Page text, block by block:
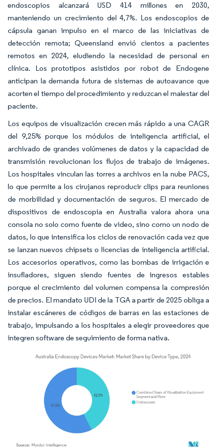
endoscopios alcanzará USD 414 millones en 2030,
manteniendo un crecimiento del 4,7%. Los endoscopios de
cápsula ganan impulso en el marco de las iniciativas de
detección remota; Queensland envió cientos a pacientes
remotos en 2024, eludiendo la necesidad de personal en
clínica. Los prototipos asistidos por robot de Endogene
anticipan la demanda futura de sistemas de autoavance que
acorten el tiempo del procedimiento y reduzcan el malestar del
paciente.
Los equipos de visualización crecen más rápido a una CAGR
del 9,25% porque los módulos de inteligencia artificial, el
archivado de grandes volúmenes de datos y la capacidad de
transmisión revolucionan los flujos de trabajo de imágenes.
Los hospitales vinculan las torres a archivos en la nube PACS,
lo que permite a los cirujanos reproducir clips para reuniones
de morbilidad y documentación de seguros. El mercado de
dispositivos de endoscopia en Australia valora ahora una
consola no solo como fuente de video, sino como un nodo de
datos, lo que intensifica los ciclos de renovación cada vez que
se lanzan nuevos chipsets o licencias de inteligencia artificial.
Los accesorios operativos, como las bombas de irrigación e
insufladores, siguen siendo fuentes de ingresos estables
porque el crecimiento del volumen compensa la compresión
de precios. El mandato UDI de la TGA a partir de 2025 obliga a
instalar escáneres de códigos de barras en las estaciones de
trabajo, impulsando a los hospitales a elegir proveedores que
integren software de seguimiento de forma nativa.